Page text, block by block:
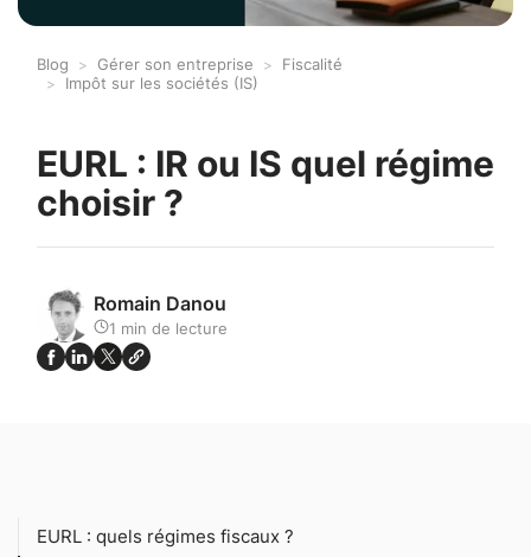
Blog Gérer son entreprise
Fiscalité
Impôt sur les sociétés (IS)
EURL : IR ou IS quel régime
choisir ?
Romain Danou
1 min de lecture
EURL : quels régimes fiscaux ?